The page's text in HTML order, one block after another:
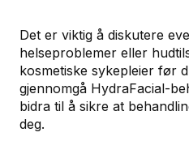
Det er viktig å diskutere
helseproblemer eller
kosmetiske sykepleier før
gjennomgå HydraFacial-
bidra til å sikre at
deg.